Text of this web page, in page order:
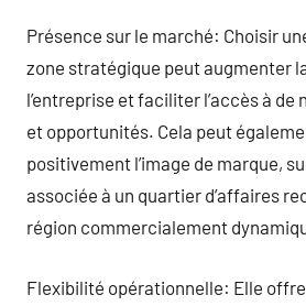
Présence sur le marché: Choisir
zone stratégique peut augmenter
l’entreprise et faciliter l’accès à de
et opportunités. Cela peut
positivement l’image de marque,
associée à un quartier d’affaires
région commercialement
Flexibilité opérationnelle: Elle